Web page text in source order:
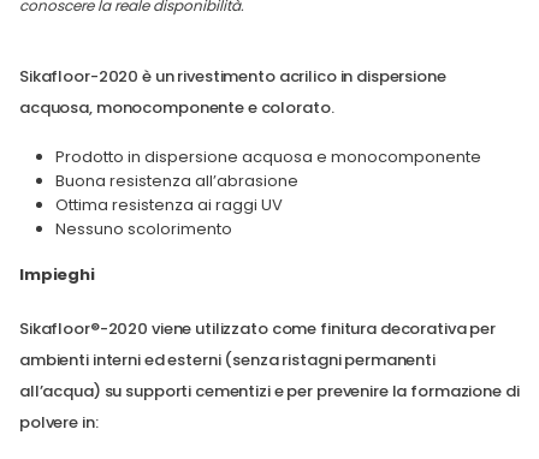
conoscere la reale disponibilità.
Sikafloor-2020 è un rivestimento acrilico in dispersione
acquosa, monocomponente e colorato.
Prodotto in dispersione acquosa e monocomponente
Buona resistenza all’abrasione
Ottima resistenza ai raggi UV
Nessuno scolorimento
Impieghi
Sikafloor®-2020 viene utilizzato come finitura decorativa per
ambienti interni ed esterni (senza ristagni permanenti
all’acqua) su supporti cementizi e per prevenire la formazione di
polvere in: